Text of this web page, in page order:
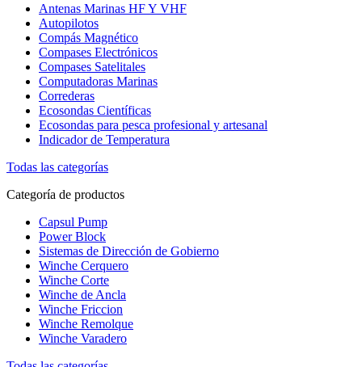
Antenas Marinas HF Y VHF
Autopilotos
Compás Magnético
Compases Electrónicos
Compases Satelitales
Computadoras Marinas
Correderas
Ecosondas Científicas
Ecosondas para pesca profesional y artesanal
Indicador de Temperatura
Todas las categorías
Categoría de productos
Capsul Pump
Power Block
Sistemas de Dirección de Gobierno
Winche Cerquero
Winche Corte
Winche de Ancla
Winche Friccion
Winche Remolque
Winche Varadero